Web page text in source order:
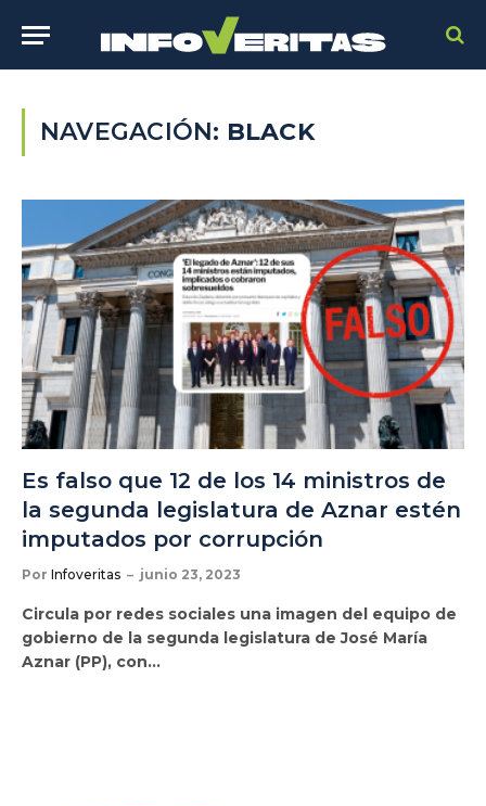
NAVEGACIÓN: BLACK
Es falso que 12 de los 14 ministros de
la segunda legislatura de Aznar estén
imputados por corrupción
Por Infoveritas junio 23, 2023
Circula por redes sociales una imagen del equipo de
gobierno de la segunda legislatura de José María
Aznar (PP), con…